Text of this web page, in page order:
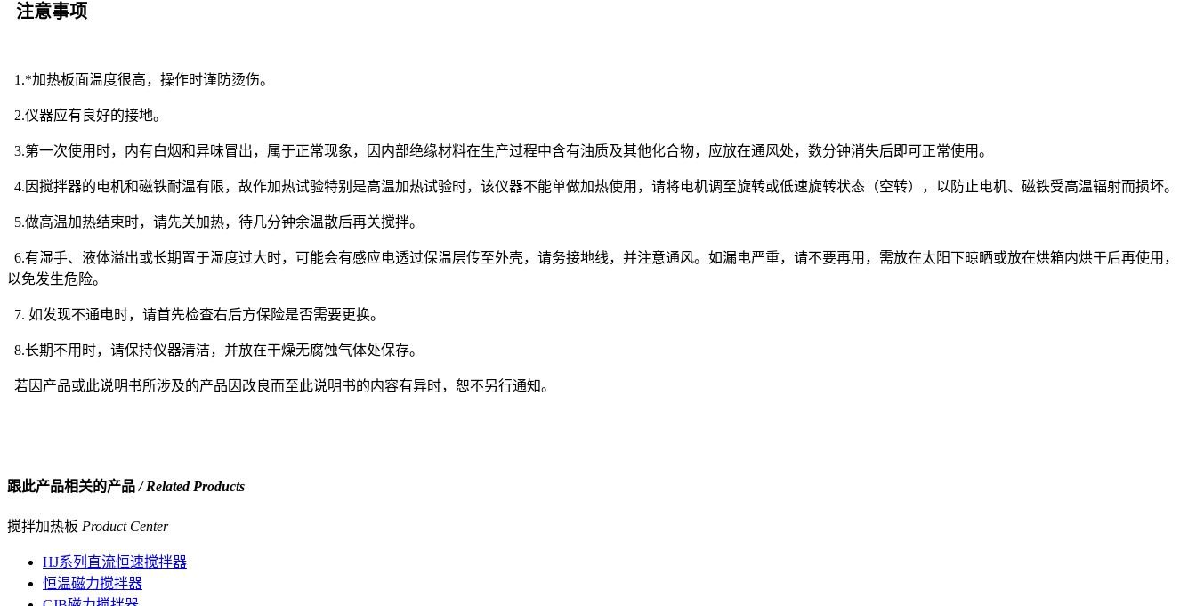
注意事项
1.*加热板面温度很高，操作时谨防烫伤。
2.仪器应有良好的接地。
3.第一次使用时，内有白烟和异味冒出，属于正常现象，因内部绝缘材料在生产过程中含有油质及其他化合物，应放在通风处，数分钟消失后即可正常使用。
4.因搅拌器的电机和磁铁耐温有限，故作加热试验特别是高温加热试验时，该仪器不能单做加热使用，请将电机调至旋转或低速旋转状态（空转），以防止电机、磁铁受高温辐射而损坏。
5.做高温加热结束时，请先关加热，待几分钟余温散后再关搅拌。
6.有湿手、液体溢出或长期置于湿度过大时，可能会有感应电透过保温层传至外壳，请务接地线，并注意通风。如漏电严重，请不要再用，需放在太阳下晾晒或放在烘箱内烘干后再使用，
以免发生危险。
7. 如发现不通电时，请首先检查右后方保险是否需要更换。
8.长期不用时，请保持仪器清洁，并放在干燥无腐蚀气体处保存。
若因产品或此说明书所涉及的产品因改良而至此说明书的内容有异时，恕不另行通知。
跟此产品相关的产品/ Related Products
搅拌加热板 Product Center
HJ系列直流恒速搅拌器
恒温磁力搅拌器